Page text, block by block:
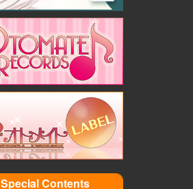
Special Contents